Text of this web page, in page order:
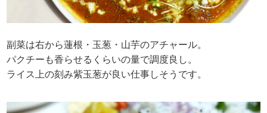
副菜は右から蓮根・玉葱・山芋のアチャール。
パクチーも香らせるくらいの量で調度良し。
ライス上の刻み紫玉葱が良い仕事しそうです。